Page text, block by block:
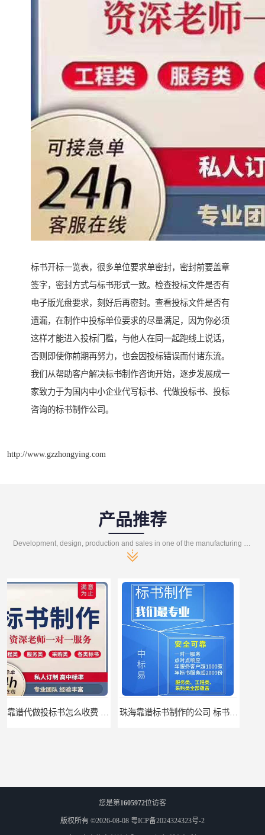
标书开标一览表，很多单位要求单密封，密封前要盖章
签字，密封方式与标书形式一致。检查投标文件是否有
电子版光盘要求，刻好后再密封。查看投标文件是否有
遗漏，在制作中投标单位要求的尽量满足，因为你必须
这样才能进入投标门槛，与他人在同一起跑线上说话，
否则即使你前期再努力，也会因投标错误而付诸东流。
我们从帮助客户解决标书制作咨询开始，逐步发展成一
家致力于为国内中小企业代写标书、代做投标书、投标
咨询的标书制作公司。
http://www.gzzhongying.com
产品推荐
珠海靠谱标书制作的公司 标书制作课程
您是第1605972位访客
版权所有 ©2026-08-08 粤ICP备2024324323号-2